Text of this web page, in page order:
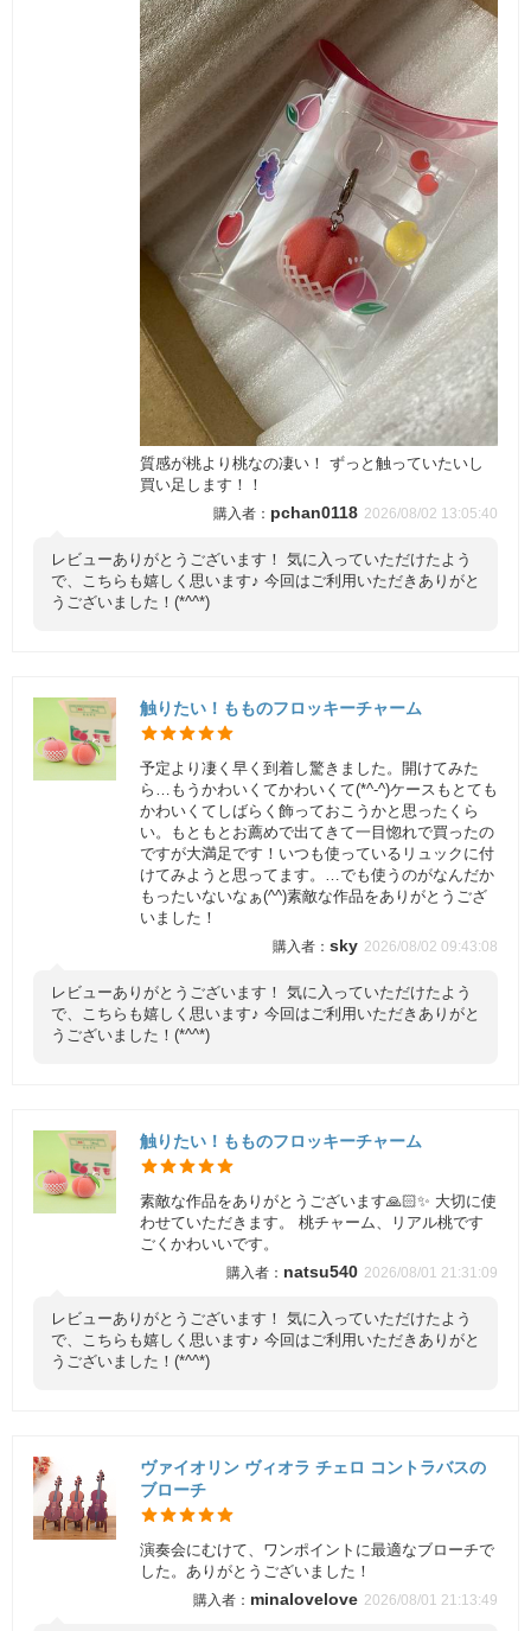
質感が桃より桃なの凄い！ ずっと触っていたいし
買い足します！！
pchan0118 2026/08/02 13:05:40
レビューありがとうございます！ 気に入っていただけたよう
で、こちらも嬉しく思います♪ 今回はご利用いただきありがと
うございました！(*^^*)
触りたい！もものフロッキーチャーム
予定より凄く早く到着し驚きました。開けてみた
ら…もうかわいくてかわいくて(*^-^)ケースもとても
かわいくてしばらく飾っておこうかと思ったくら
い。もともとお薦めで出てきて一目惚れで買ったの
ですが大満足です！いつも使っているリュックに付
けてみようと思ってます。…でも使うのがなんだか
もったいないなぁ(^^)素敵な作品をありがとうござ
いました！
sky 2026/08/02 09:43:08
レビューありがとうございます！ 気に入っていただけたよう
で、こちらも嬉しく思います♪ 今回はご利用いただきありがと
うございました！(*^^*)
触りたい！もものフロッキーチャーム
素敵な作品をありがとうございます🙏🏻✨ 大切に使
わせていただきます。 桃チャーム、リアル桃です
ごくかわいいです。
natsu540 2026/08/01 21:31:09
レビューありがとうございます！ 気に入っていただけたよう
で、こちらも嬉しく思います♪ 今回はご利用いただきありがと
うございました！(*^^*)
ヴァイオリン ヴィオラ チェロ コントラバスの
ブローチ
演奏会にむけて、ワンポイントに最適なブローチで
した。ありがとうございました！
minalovelove 2026/08/01 21:13:49